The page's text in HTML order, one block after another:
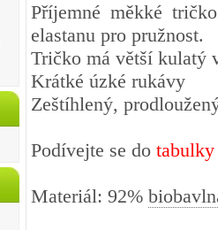
Příjemné měkké
elastanu pro pružnost.
Tričko má větší kulatý
Krátké úzké rukávy
Zeštíhlený,
Podívejte se do
Materiál: 92%